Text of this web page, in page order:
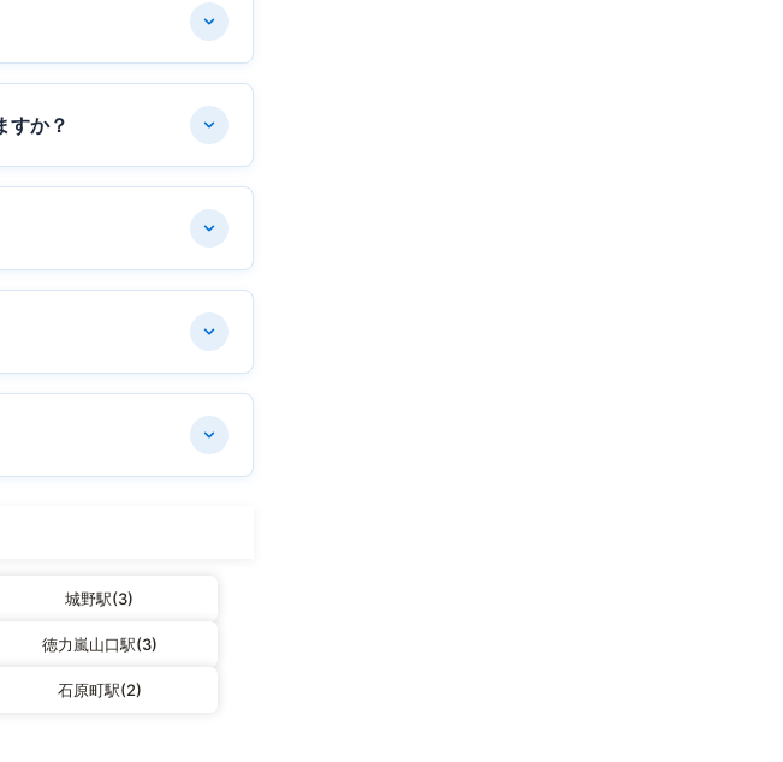
すか？
城野駅(3)
徳力嵐山口駅(3)
石原町駅(2)